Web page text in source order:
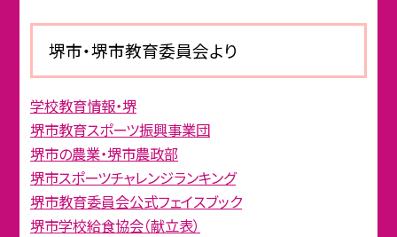
堺市・堺市教育委員会より
学校教育情報・堺
堺市教育スポーツ振興事業団
堺市の農業・堺市農政部
堺市スポーツチャレンジランキング
堺市教育委員会公式フェイスブック
堺市学校給食協会（献立表）